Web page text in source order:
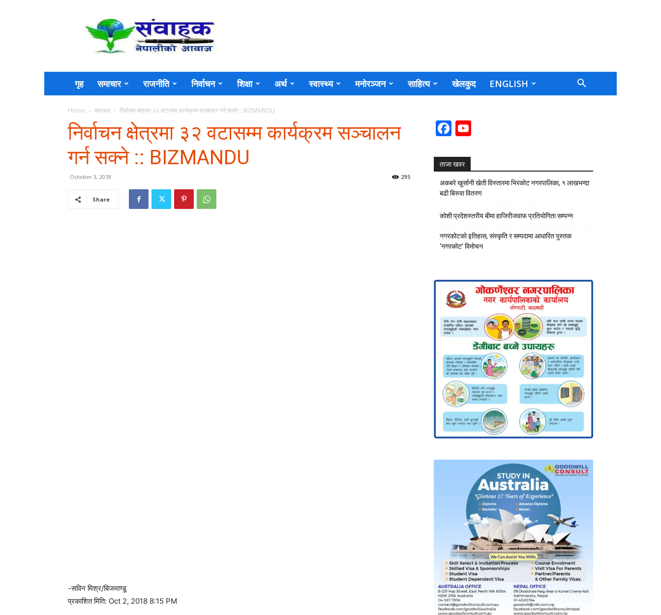
Sambahak
गृह समाचार राजनीति निर्वाचन शिक्षा अर्थ स्वास्थ्य मनोरञ्जन साहित्य खेलकुद ENGLISH
Home समाचार निर्वाचन क्षेत्रमा ३२ वटासम्म कार्यक्रम सञ्चालन गर्न सक्ने :: BIZMANDU
निर्वाचन क्षेत्रमा ३२ वटासम्म कार्यक्रम सञ्चालन
गर्न सक्ने :: BIZMANDU
October 3, 2018 295
Share
-सविन मिश्र/बिजमाण्डू
प्रकाशित मिति: Oct 2, 2018 8:15 PM
Facebook
ताजा खवर
अकबरे खुर्सानी खेती विस्तारमा भिरकोट नगरपालिका, १ लाखभन्दा
बढी बिरुवा वितरण
कोशी प्रदेशस्तरीय बीमा हाजिरीजवाफ प्रतियोगिता सम्पन्न
नगरकोटको इतिहास, संस्कृति र सम्पदामा आधारित पुस्तक
‘नगरकोट’ विमोचन